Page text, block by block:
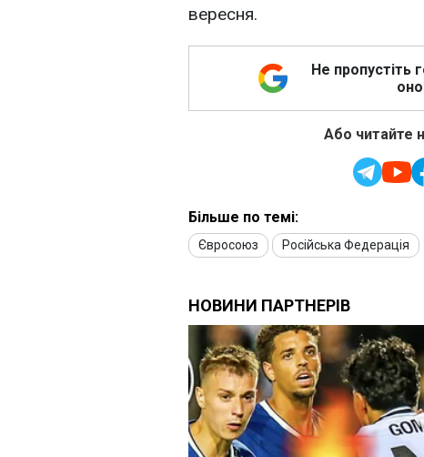
вересня.
Не пропустіть
Або читайте
Більше по темі:
Євросоюз Російська Федерація